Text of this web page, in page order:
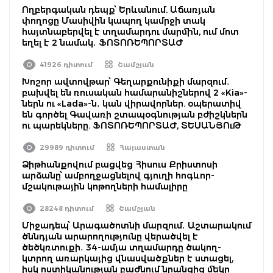
Ողբերգական դեպք՝ Երևանում. Աճառյան
փողոցը Մասիվին կապող կամրջի տակ
հայտնաբերվել է տղամարդու մարմին, ում մոտ
եղել է 2 նամակ․ ՖՈՏՈՌԵՊՈՐՏԱԺ
41926 դիտում Շամշյան
Խոշոր ավտովթար՝ Գեղարքունիքի մարզում․
բախվել են ռուսական համարանիշներով 2 «Kia»-
ներն ու «Lada»-ն․ կան վիրավորներ. օպերատիվ
են գործել Գավառի շտապօգնության բժիշկներն
ու պարեկները. ՖՈՏՈՌԵՊՈՐՏԱԺ, ՏԵՍԱՆՅՈւԹ
29989 դիտում Հայաստան
Ձիթհանքովում բացվեց Հիսուս Քրիստոսի
արձանը՝ ամբողջացնելով գյուղի հոգևոր-
մշակութային կոթողների համալիրը
28248 դիտում Շամշյան
Միջադեպ՝ Արագածոտնի մարզում․ Աշտարակում
ծննդյան արարողությունը վերածվել է
ծեծկռտուքի․ 34-ամյա տղամարդը ծակող-
կտրող առարկայից վնասվածքներ է ստացել,
իսկ ոստիկանության բաժնում նրանցից մեկը